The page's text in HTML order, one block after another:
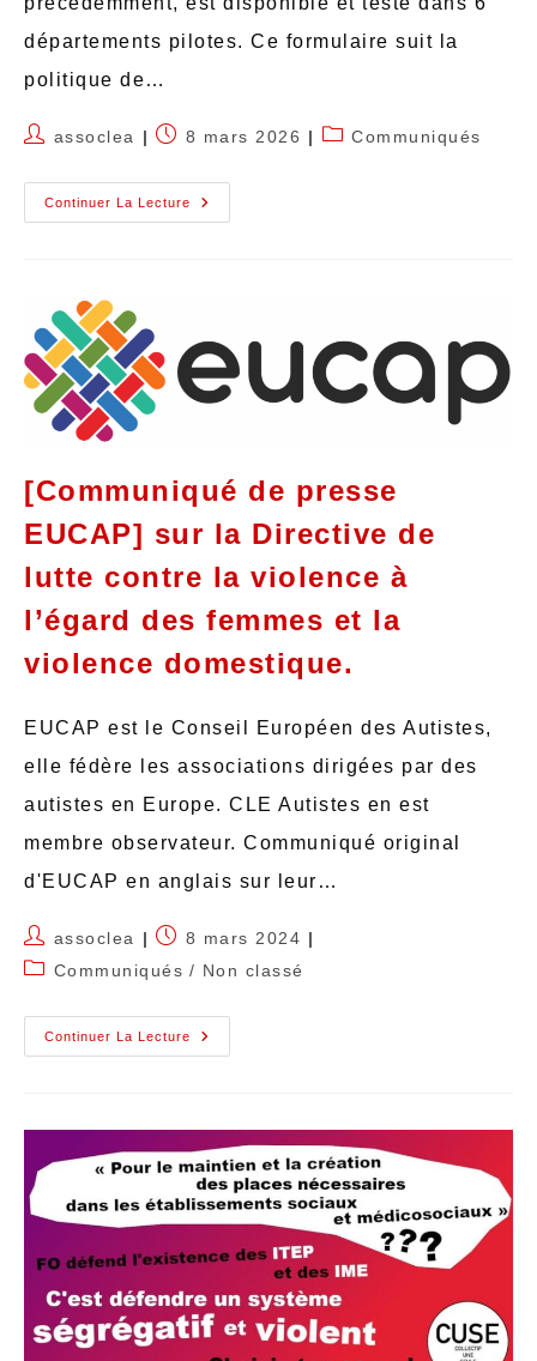
départements pilotes. Ce formulaire suit la
politique de…
assoclea 8 mars 2026 Communiqués
Continuer La Lecture
[Communiqué de presse
EUCAP] sur la Directive de
lutte contre la violence à
l’égard des femmes et la
violence domestique.
EUCAP est le Conseil Européen des Autistes,
elle fédère les associations dirigées par des
autistes en Europe. CLE Autistes en est
membre observateur. Communiqué original
d'EUCAP en anglais sur leur…
assoclea
8 mars 2024
Communiqués / Non classé
Continuer La Lecture